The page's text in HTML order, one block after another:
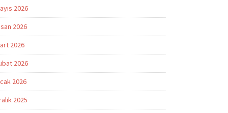
2026
2026
2026
2026
2026
2025